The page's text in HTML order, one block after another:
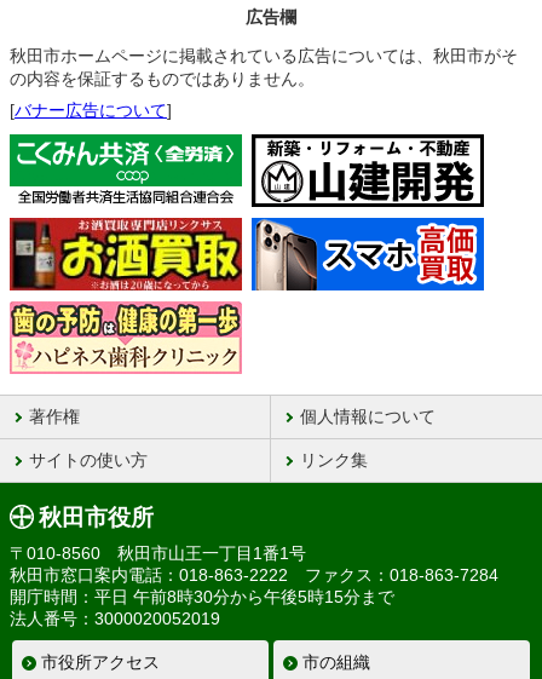
広告欄
秋田市ホームページに掲載されている広告については、秋田市がそ
の内容を保証するものではありません。
[バナー広告について]
著作権 個人情報について
サイトの使い方 リンク集
秋田市役所
〒010-8560 秋田市山王一丁目1番1号
秋田市窓口案内電話：018-863-2222 ファクス：018-863-7284
開庁時間：平日 午前8時30分から午後5時15分まで
法人番号：3000020052019
市役所アクセス 市の組織